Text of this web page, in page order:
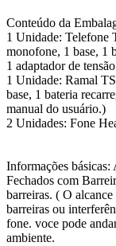
Conteúdo da
1 Unidade: Telefone
monofone, 1 base, 1
1 adaptador de
1 Unidade: Ramal
base, 1 bateria
manual do usuário.)
2 Unidades: Fone
Informações
Fechados com
barreiras. ( O
barreiras ou
fone. voce pode
ambiente.